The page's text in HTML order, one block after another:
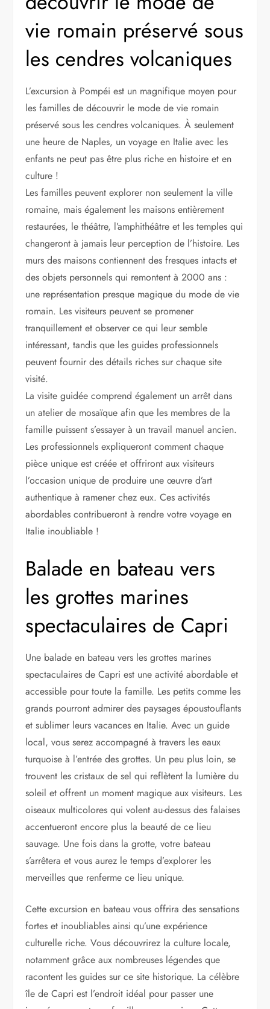
vie romain préservé sous
les cendres volcaniques
L’excursion à Pompéi est un magnifique moyen pour
les familles de découvrir le mode de vie romain
préservé sous les cendres volcaniques. À seulement
une heure de Naples, un voyage en Italie avec les
enfants ne peut pas être plus riche en histoire et en
culture !
Les familles peuvent explorer non seulement la ville
romaine, mais également les maisons entièrement
restaurées, le théâtre, l’amphithéâtre et les temples qui
changeront à jamais leur perception de l’histoire. Les
murs des maisons contiennent des fresques intacts et
des objets personnels qui remontent à 2000 ans :
une représentation presque magique du mode de vie
romain. Les visiteurs peuvent se promener
tranquillement et observer ce qui leur semble
intéressant, tandis que les guides professionnels
peuvent fournir des détails riches sur chaque site
visité.
La visite guidée comprend également un arrêt dans
un atelier de mosaïque afin que les membres de la
famille puissent s’essayer à un travail manuel ancien.
Les professionnels expliqueront comment chaque
pièce unique est créée et offriront aux visiteurs
l’occasion unique de produire une œuvre d’art
authentique à ramener chez eux. Ces activités
abordables contribueront à rendre votre voyage en
Italie inoubliable !
Balade en bateau vers
les grottes marines
spectaculaires de Capri
Une balade en bateau vers les grottes marines
spectaculaires de Capri est une activité abordable et
accessible pour toute la famille. Les petits comme les
grands pourront admirer des paysages époustouflants
et sublimer leurs vacances en Italie. Avec un guide
local, vous serez accompagné à travers les eaux
turquoise à l’entrée des grottes. Un peu plus loin, se
trouvent les cristaux de sel qui reflètent la lumière du
soleil et offrent un moment magique aux visiteurs. Les
oiseaux multicolores qui volent au-dessus des falaises
accentueront encore plus la beauté de ce lieu
sauvage. Une fois dans la grotte, votre bateau
s’arrêtera et vous aurez le temps d’explorer les
merveilles que renferme ce lieu unique.
Cette excursion en bateau vous offrira des sensations
fortes et inoubliables ainsi qu’une expérience
culturelle riche. Vous découvrirez la culture locale,
notamment grâce aux nombreuses légendes que
racontent les guides sur ce site historique. La célèbre
île de Capri est l’endroit idéal pour passer une